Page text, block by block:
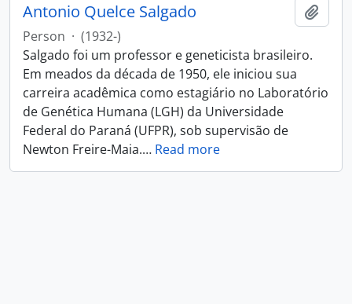
Antonio Quelce Salgado
Person · (1932-)
Salgado foi um professor e geneticista brasileiro.
Em meados da década de 1950, ele iniciou sua
carreira acadêmica como estagiário no Laboratório
de Genética Humana (LGH) da Universidade
Federal do Paraná (UFPR), sob supervisão de
Newton Freire-Maia.… Read more